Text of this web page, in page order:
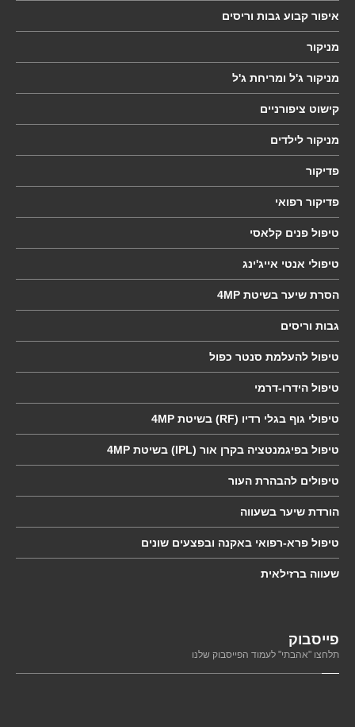
איפור קבוע גבות וריסים
מניקור
מניקור ג'ל ומריחת ג'ל
קישוט ציפורניים
מניקור לילדים
פדיקור
פדיקור רפואי
טיפול פנים קלאסי
טיפולי אנטי אייג'ינג
הסרת שיער בשיטת 4MP
גבות וריסים
טיפול להעלמת סנטר כפול
טיפול הידרו-דרמי
טיפולי גוף בגלי רדיו (RF) בשיטת 4MP
טיפול בפיגמנטציה בקרן אור (IPL) בשיטת 4MP
טיפולים להבהרת העור
הורדת שיער בשעווה
טיפול פרא-רפואי באקנה ובפצעים שונים
שעווה ברזילאית
פייסבוק
תלחצו "אהבתי" לעמוד הפייסבוק שלנו